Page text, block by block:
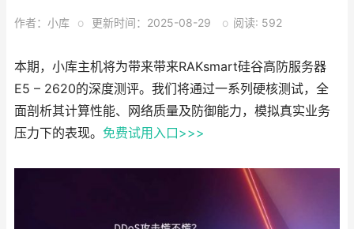
作者：小库 o 更新时间：2025-08-29 o 阅读: 592
本期，小库主机将为带来带来RAKsmart硅谷高防服务器
E5 – 2620的深度测评。我们将通过一系列硬核测试，全
面剖析其计算性能、网络质量及防御能力，模拟真实业务
压力下的表现。 免费试用入口>>>